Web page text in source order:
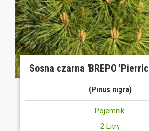
Sosna czarna 'BREPO
(Pinus nigra)
Pojemnik:
2 Litry